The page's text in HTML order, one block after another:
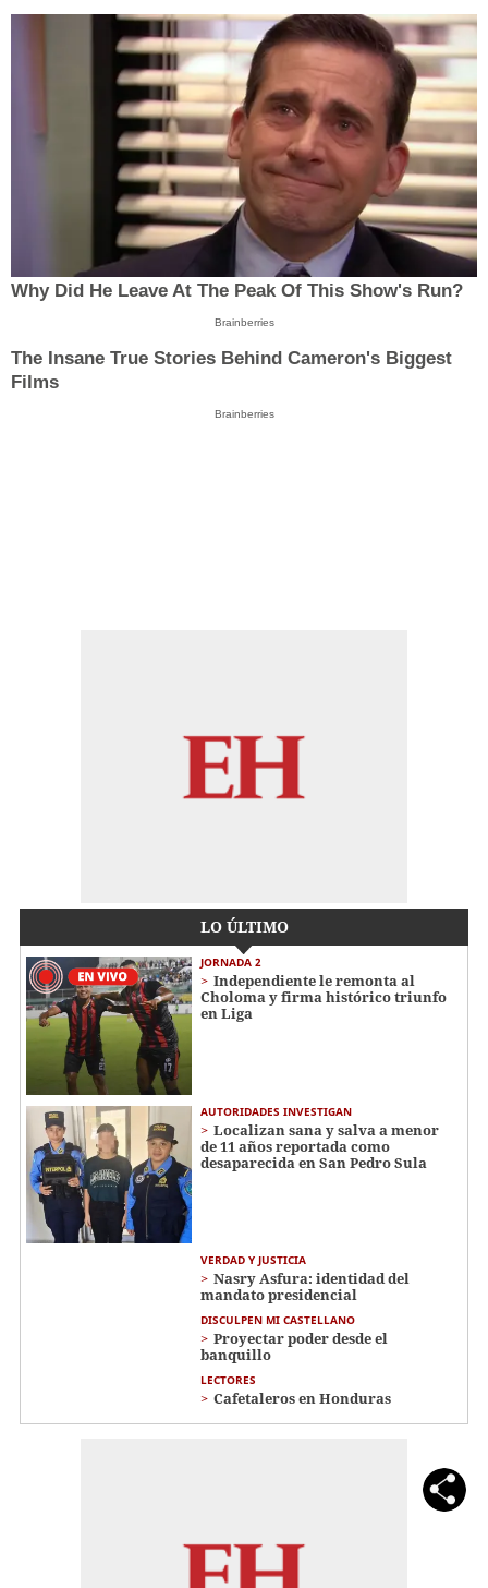
Why Did He Leave At The Peak Of This Show's Run?
Brainberries
The Insane True Stories Behind Cameron's Biggest
Films
Brainberries
LO ÚLTIMO
JORNADA 2
Independiente le remonta al
Choloma y firma histórico triunfo
en Liga
AUTORIDADES INVESTIGAN
Localizan sana y salva a menor
de 11 años reportada como
desaparecida en San Pedro Sula
VERDAD Y JUSTICIA
Nasry Asfura: identidad del
mandato presidencial
DISCULPEN MI CASTELLANO
Proyectar poder desde el
banquillo
LECTORES
Cafetaleros en Honduras